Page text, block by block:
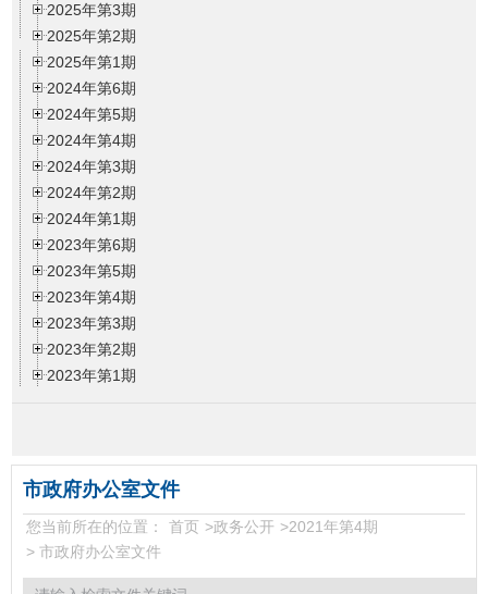
2025年第3期
2025年第2期
2025年第1期
2024年第6期
2024年第5期
2024年第4期
2024年第3期
2024年第2期
2024年第1期
2023年第6期
2023年第5期
2023年第4期
2023年第3期
2023年第2期
2023年第1期
2022年第3期
2022年第1期
2021年第6期
2021年第5期
市政府办公室文件
您当前所在的位置： 首页 >政务公开 >2021年第4期
> 市政府办公室文件